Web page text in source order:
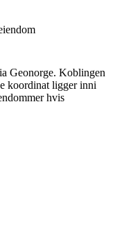
Geonorge. Koblingen
koordinat ligger inni
hvis